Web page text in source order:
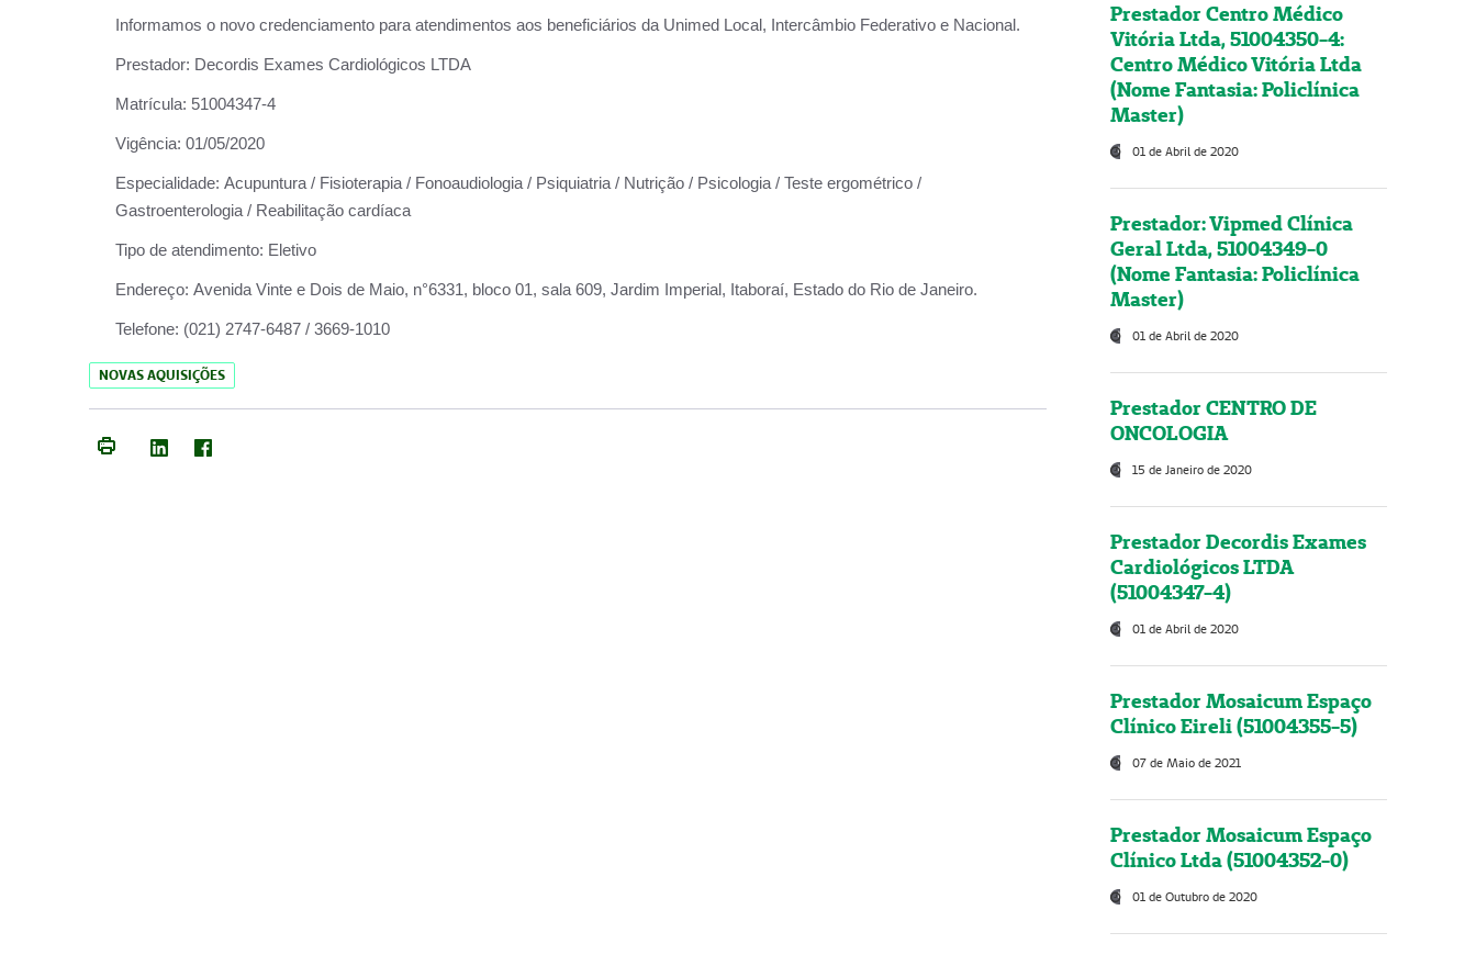
Informamos o novo credenciamento para atendimentos aos beneficiários da Unimed Local, Intercâmbio Federativo e Nacional.
Prestador: Decordis Exames Cardiológicos LTDA
Matrícula: 51004347-4
Vigência: 01/05/2020
Especialidade: Acupuntura / Fisioterapia / Fonoaudiologia / Psiquiatria / Nutrição / Psicologia / Teste ergométrico /
Gastroenterologia / Reabilitação cardíaca
Tipo de atendimento: Eletivo
Endereço: Avenida Vinte e Dois de Maio, n°6331, bloco 01, sala 609, Jardim Imperial, Itaboraí, Estado do Rio de Janeiro.
Telefone: (021) 2747-6487 / 3669-1010
NOVAS AQUISIÇÕES
Prestador Centro Médico
Vitória Ltda, 51004350-4:
Centro Médico Vitória Ltda
(Nome Fantasia: Policlínica
Master)
01 de Abril de 2020
Prestador: Vipmed Clínica
Geral Ltda, 51004349-0
(Nome Fantasia: Policlínica
Master)
01 de Abril de 2020
Prestador CENTRO DE
ONCOLOGIA
15 de Janeiro de 2020
Prestador Decordis Exames
Cardiológicos LTDA
(51004347-4)
01 de Abril de 2020
Prestador Mosaicum Espaço
Clínico Eireli (51004355-5)
07 de Maio de 2021
Prestador Mosaicum Espaço
Clínico Ltda (51004352-0)
01 de Outubro de 2020